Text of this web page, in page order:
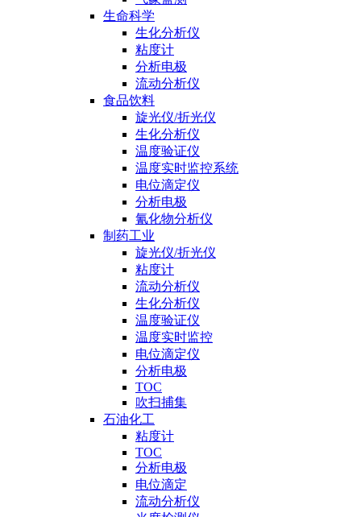
生命科学
生化分析仪
粘度计
分析电极
流动分析仪
食品饮料
旋光仪/折光仪
生化分析仪
温度验证仪
温度实时监控系统
电位滴定仪
分析电极
氰化物分析仪
制药工业
旋光仪/折光仪
粘度计
流动分析仪
生化分析仪
温度验证仪
温度实时监控
电位滴定仪
分析电极
TOC
吹扫捕集
石油化工
粘度计
TOC
分析电极
电位滴定
流动分析仪